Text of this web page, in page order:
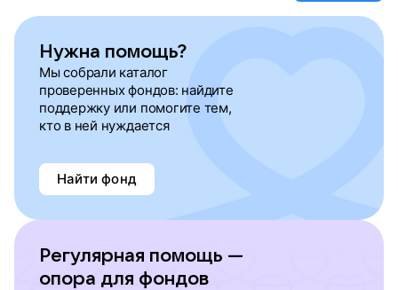
Нужна помощь?
Мы собрали каталог
проверенных фондов: найдите
поддержку или помогите тем,
кто в ней нуждается
Найти фонд
Регулярная помощь —
опора для фондов